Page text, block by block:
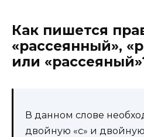
Как пишется
«рассеянный»,
или
В данном слове
двойную «с» и двойную